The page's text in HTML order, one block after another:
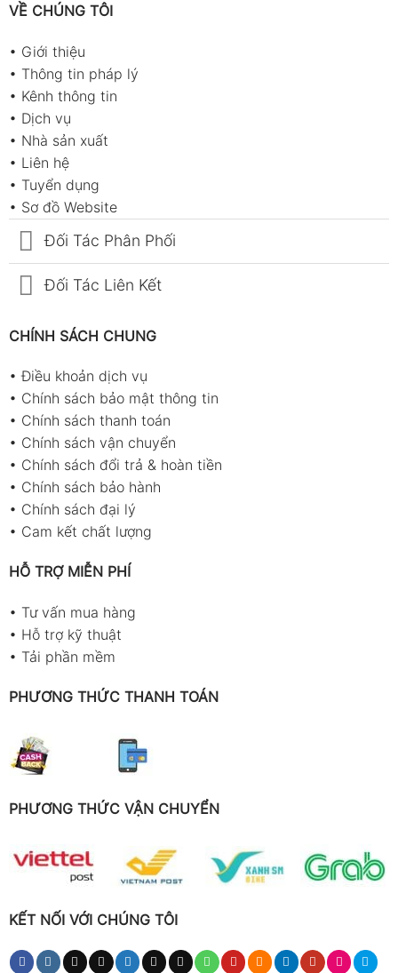
VỀ CHÚNG TÔI
• Giới thiệu
• Thông tin pháp lý
• Kênh thông tin
• Dịch vụ
• Nhà sản xuất
• Liên hệ
• Tuyển dụng
• Sơ đồ Website
Đối Tác Phân Phối
Đối Tác Liên Kết
CHÍNH SÁCH CHUNG
•Điều khoản dịch vụ
• Chính sách bảo mật thông tin
• Chính sách thanh toán
• Chính sách vận chuyển
• Chính sách đổi trả & hoàn tiền
• Chính sách bảo hành
• Chính sách đại lý
• Cam kết chất lượng
HỖ TRỢ MIỄN PHÍ
• Tư vấn mua hàng
• Hỗ trợ kỹ thuật
• Tải phần mềm
PHƯƠNG THỨC THANH TOÁN
PHƯƠNG THỨC VẬN CHUYỂN
KẾT NỐI VỚI CHÚNG TÔI